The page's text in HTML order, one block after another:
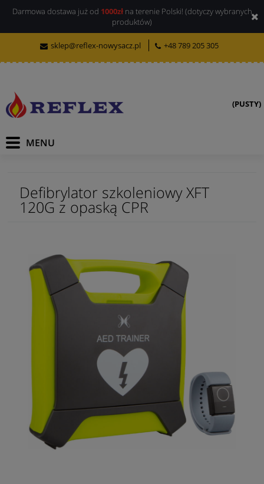
Darmowa dostawa już od 1000złna terenie Polski! (dotyczy wybranych
produktów)
sklep@reflex-nowysacz.pl +48 789 205 305
(PUSTY)
Defibrylator szkoleniowy XFT
120G z opaską CPR